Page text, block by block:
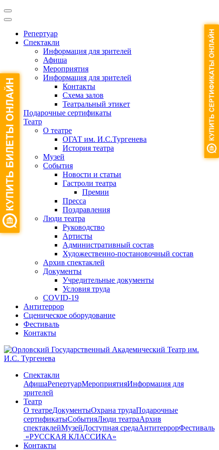
Репертуар
Спектакли
Информация для зрителей
Афиша
Мероприятия
Информация для зрителей
Контакты
Схема залов
Театральный этикет
Подарочные сертификаты
Театр
О театре
ОГАТ им. И.С.Тургенева
История театра
Музей
События
Новости и статьи
Гастроли театра
Премии
Пресса
Поздравления
Люди театра
Руководство
Артисты
Административный состав
Художественно-постановочный состав
Архив спектаклей
Документы
Учредительные документы
Условия труда
COVID-19
Антитеррор
Сценическое оборудование
Фестиваль
Контакты
Спектакли
АфишаРепертуарМероприятияИнформация для
зрителей
Театр
О театреДокументыОхрана трудаПодарочные
сертификатыСобытияЛюди театраАрхив
спектаклейМузейДоступная средаАнтитеррорФестиваль
​ «РУССКАЯ КЛАССИКА»
Контакты